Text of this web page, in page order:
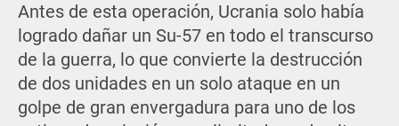
Antes de esta operación, Ucrania solo había
logrado dañar un Su-57 en todo el transcurso
de la guerra, lo que convierte la destrucción
de dos unidades en un solo ataque en un
golpe de gran envergadura para uno de los